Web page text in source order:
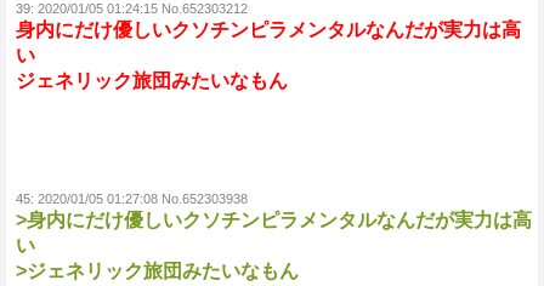
39: 2020/01/05 01:24:15 No.652303212
身内にだけ優しいクソチンピラメンタルなんだが実力は高
い
ジェネリック旅団みたいなもん
45: 2020/01/05 01:27:08 No.652303938
>身内にだけ優しいクソチンピラメンタルなんだが実力は高
い
>ジェネリック旅団みたいなもん